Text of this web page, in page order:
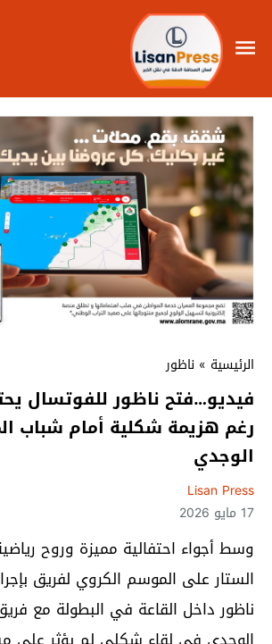
الرئيسية » ناظور
فيديو…فتح ناظور للفوتسال
رغم هزيمة شكلية أمام شباب
الوجدي
Lisan Press
17 مايو 2026
وسط أجواء احتفالية مميزة وروح
الستار على الموسم الكروي لفريق
ناظور داخل القاعة في البطولة مع